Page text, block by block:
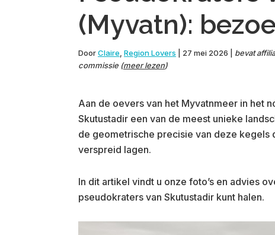
(Myvatn):
DoorClaire Region Lovers 27 mei 2026
bevat
commissie (meer lezen)
Aan de oevers van het Myvatnmeer in het
Skutustadir een van de meest unieke
de geometrische precisie van deze kegels
verspreid lagen.
In dit artikel vindt u onze foto’s en advies
pseudokraters van Skutustadir kunt halen.